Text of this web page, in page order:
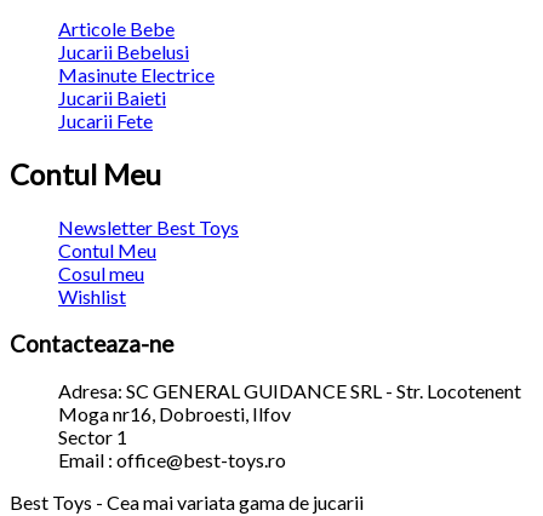
Articole Bebe
Jucarii Bebelusi
Masinute Electrice
Jucarii Baieti
Jucarii Fete
Contul Meu
Newsletter Best Toys
Contul Meu
Cosul meu
Wishlist
Contacteaza-ne
Adresa: SC GENERAL GUIDANCE SRL - Str. Locotenent
Moga nr16, Dobroesti, Ilfov
Sector 1
Email : office@best-toys.ro
Best Toys - Cea mai variata gama de jucarii